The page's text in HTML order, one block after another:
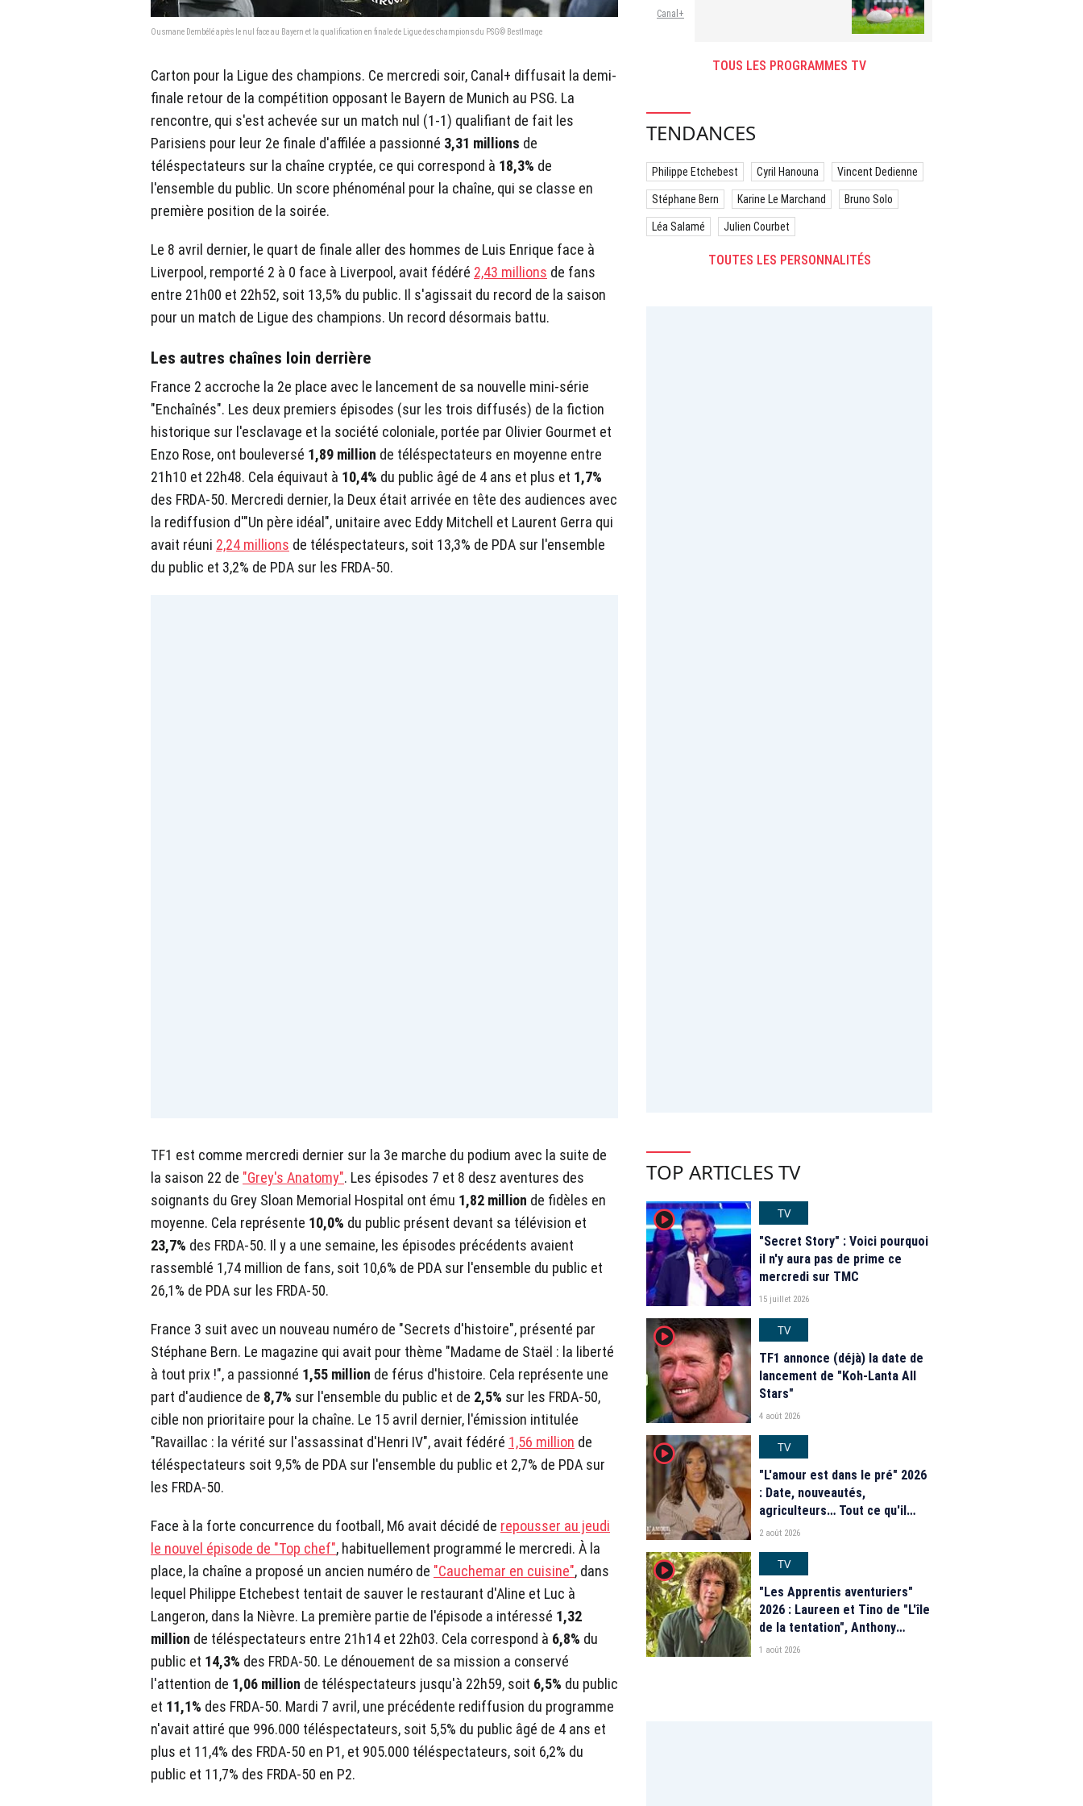
Ousmane Dembélé après le nul face au Bayern et la qualification en finale de Ligue des champions du PSG© BestImage
Carton pour la Ligue des champions. Ce mercredi soir, Canal+ diffusait la demi-
finale retour de la compétition opposant le Bayern de Munich au PSG. La
rencontre, qui s'est achevée sur un match nul (1-1) qualifiant de fait les
Parisiens pour leur 2e finale d'affilée a passionné 3,31 millions de
téléspectateurs sur la chaîne cryptée, ce qui correspond à 18,3% de
l'ensemble du public. Un score phénoménal pour la chaîne, qui se classe en
première position de la soirée.
Le 8 avril dernier, le quart de finale aller des hommes de Luis Enrique face à
Liverpool, remporté 2 à 0 face à Liverpool, avait fédéré 2,43 millions de fans
entre 21h00 et 22h52, soit 13,5% du public. Il s'agissait du record de la saison
pour un match de Ligue des champions. Un record désormais battu.
Les autres chaînes loin derrière
France 2 accroche la 2e place avec le lancement de sa nouvelle mini-série
"Enchaînés". Les deux premiers épisodes (sur les trois diffusés) de la fiction
historique sur l'esclavage et la société coloniale, portée par Olivier Gourmet et
Enzo Rose, ont bouleversé 1,89 million de téléspectateurs en moyenne entre
21h10 et 22h48. Cela équivaut à 10,4% du public âgé de 4 ans et plus et 1,7%
des FRDA-50. Mercredi dernier, la Deux était arrivée en tête des audiences avec
la rediffusion d'"Un père idéal", unitaire avec Eddy Mitchell et Laurent Gerra qui
avait réuni 2,24 millions de téléspectateurs, soit 13,3% de PDA sur l'ensemble
du public et 3,2% de PDA sur les FRDA-50.
TF1 est comme mercredi dernier sur la 3e marche du podium avec la suite de
la saison 22 de "Grey's Anatomy". Les épisodes 7 et 8 desz aventures des
soignants du Grey Sloan Memorial Hospital ont ému 1,82 million de fidèles en
moyenne. Cela représente 10,0% du public présent devant sa télévision et
23,7% des FRDA-50. Il y a une semaine, les épisodes précédents avaient
rassemblé 1,74 million de fans, soit 10,6% de PDA sur l'ensemble du public et
26,1% de PDA sur les FRDA-50.
France 3 suit avec un nouveau numéro de "Secrets d'histoire", présenté par
Stéphane Bern. Le magazine qui avait pour thème "Madame de Staël : la liberté
à tout prix !", a passionné 1,55 million de férus d'histoire. Cela représente une
part d'audience de 8,7% sur l'ensemble du public et de 2,5% sur les FRDA-50,
cible non prioritaire pour la chaîne. Le 15 avril dernier, l'émission intitulée
"Ravaillac : la vérité sur l'assassinat d'Henri IV", avait fédéré 1,56 million de
téléspectateurs soit 9,5% de PDA sur l'ensemble du public et 2,7% de PDA sur
les FRDA-50.
Face à la forte concurrence du football, M6 avait décidé de repousser au jeudi
le nouvel épisode de "Top chef", habituellement programmé le mercredi. À la
place, la chaîne a proposé un ancien numéro de "Cauchemar en cuisine", dans
lequel Philippe Etchebest tentait de sauver le restaurant d'Aline et Luc à
Langeron, dans la Nièvre. La première partie de l'épisode a intéressé 1,32
million de téléspectateurs entre 21h14 et 22h03. Cela correspond à 6,8% du
public et 14,3% des FRDA-50. Le dénouement de sa mission a conservé
l'attention de 1,06 million de téléspectateurs jusqu'à 22h59, soit 6,5% du public
et 11,1% des FRDA-50. Mardi 7 avril, une précédente rediffusion du programme
n'avait attiré que 996.000 téléspectateurs, soit 5,5% du public âgé de 4 ans et
plus et 11,4% des FRDA-50 en P1, et 905.000 téléspectateurs, soit 6,2% du
public et 11,7% des FRDA-50 en P2.
Canal+
TOUS LES PROGRAMMES TV
TENDANCES
Philippe Etchebest Cyril Hanouna Vincent Dedienne
Stéphane Bern Karine Le Marchand Bruno Solo
Léa Salamé Julien Courbet
TOUTES LES PERSONNALITÉS
TOP ARTICLES TV
player2
TV
"Secret Story" : Voici pourquoi
il n'y aura pas de prime ce
mercredi sur TMC
15 juillet 2026
player2
TV
TF1 annonce (déjà) la date de
lancement de "Koh-Lanta All
Stars"
4 août 2026
player2
TV
"L'amour est dans le pré" 2026
: Date, nouveautés,
agriculteurs… Tout ce qu'il
faut savoir sur la saison 21 du
2 août 2026
player2
TV
"Les Apprentis aventuriers"
2026 : Laureen et Tino de "L'île
de la tentation", Anthony
Matéo, Jade Leboeuf... Le
1 août 2026